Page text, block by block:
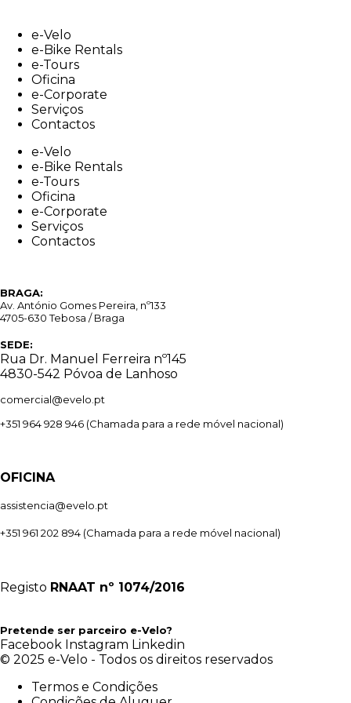
contente-Velo
e-Bike Rentals
e-Tours
Oficina
e-Corporate
Serviços
Contactos
e-Velo
e-Bike Rentals
e-Tours
Oficina
e-Corporate
Serviços
Contactos
BRAGA:
Av. António Gomes Pereira, nº133
4705-630 Tebosa / Braga
SEDE:
Rua Dr. Manuel Ferreira nº145
4830-542 Póvoa de Lanhoso
comercial@evelo.pt
+351 964 928 946 (Chamada para a rede móvel nacional)
OFICINA
assistencia@evelo.pt
+351 961 202 894 (Chamada para a rede móvel nacional)
Registo RNAAT nº 1074/2016
Pretende ser parceiro e-Velo?
Facebook Instagram Linkedin
© 2025 e-Velo - Todos os direitos reservados
Termos e Condições